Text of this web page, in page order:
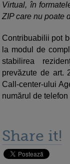
Virtual, în
ZIP care nu poate
Contribuabilii pot
la modul de
stabilirea
prevăzute de art.
Call-center-ului
numărul de
Share it!